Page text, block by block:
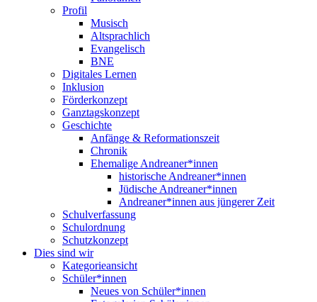
Profil
Musisch
Altsprachlich
Evangelisch
BNE
Digitales Lernen
Inklusion
Förderkonzept
Ganztagskonzept
Geschichte
Anfänge & Reformationszeit
Chronik
Ehemalige Andreaner*innen
historische Andreaner*innen
Jüdische Andreaner*innen
Andreaner*innen aus jüngerer Zeit
Schulverfassung
Schulordnung
Schutzkonzept
Dies sind wir
Kategorieansicht
Schüler*innen
Neues von Schüler*innen